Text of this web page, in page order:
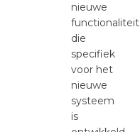
nieuwe
functionaliteit
die
specifiek
voor het
nieuwe
systeem
is